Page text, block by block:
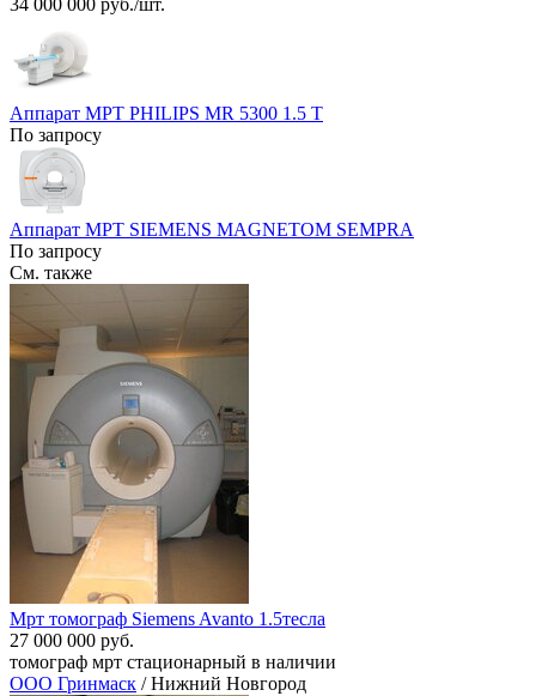
34 000 000 руб./шт.
Аппарат МРТ PHILIPS MR 5300 1.5 T
По запросу
Аппарат МРТ SIEMENS MAGNETOM SEMPRA
По запросу
См. также
Мрт томограф Siemens Avanto 1.5тесла
27 000 000 руб.
томограф мрт стационарный в наличии
ООО Гринмаск / Нижний Новгород